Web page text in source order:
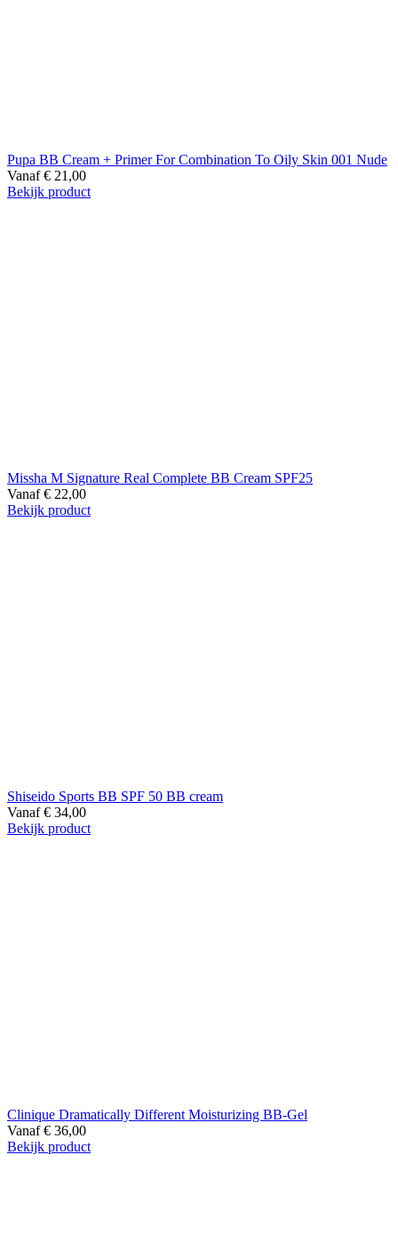
Pupa BB Cream + Primer For Combination To Oily Skin 001 Nude
Vanaf € 21,00
Bekijk product
Missha M Signature Real Complete BB Cream SPF25
Vanaf € 22,00
Bekijk product
Shiseido Sports BB SPF 50 BB cream
Vanaf € 34,00
Bekijk product
Clinique Dramatically Different Moisturizing BB-Gel
Vanaf € 36,00
Bekijk product